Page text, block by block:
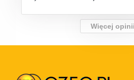
Więcej opinii